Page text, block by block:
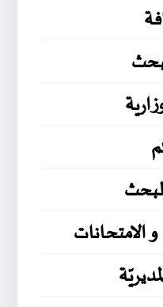
الامتحانات